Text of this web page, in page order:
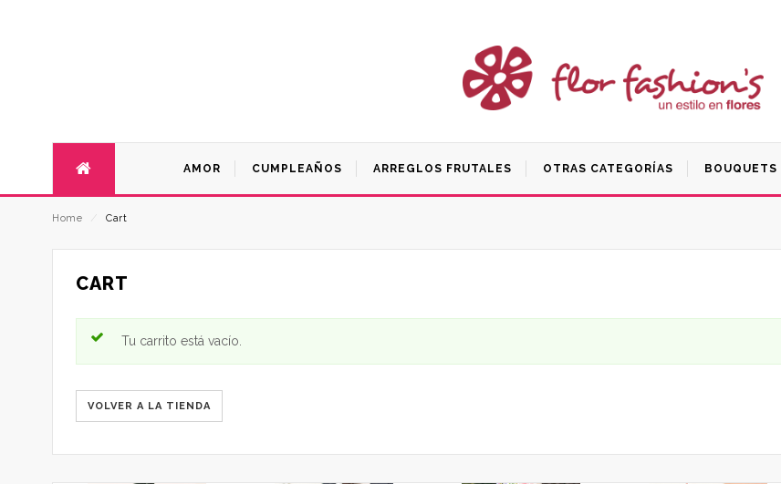
AMOR CUMPLEAÑOS ARREGLOS FRUTALES OTRAS CATEGORÍAS BOUQUETS
Home Cart
CART
Tu carrito está vacío.
VOLVER A LA TIENDA